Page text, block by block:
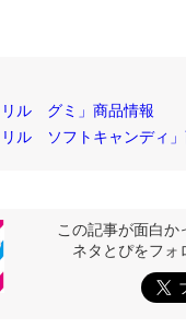
リル グミ」商品情報
リル ソフトキャンディ
この記事が面白か
ネタとぴをフォ